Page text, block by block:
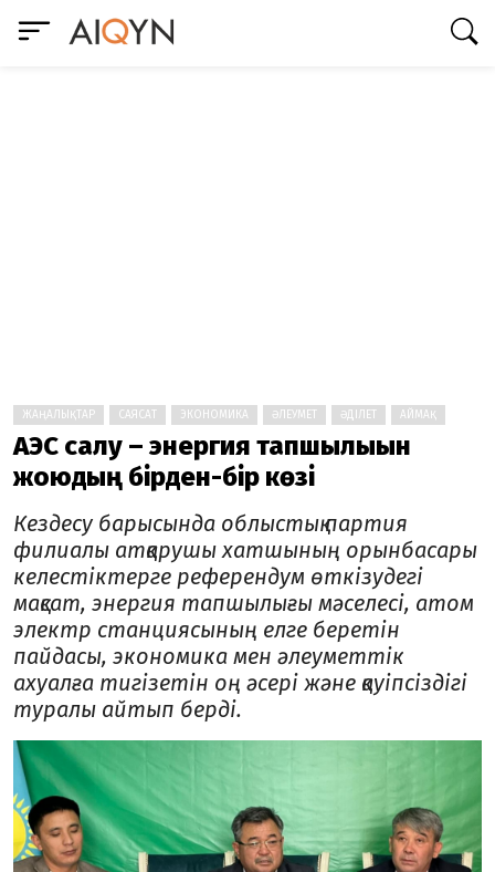
ЖАҢАЛЫҚТАР САЯСАТ ЭКОНОМИКА ӘЛЕУМЕТ ӘДІЛЕТ АЙМАҚ
АЭС салу – энергия тапшылығын
жоюдың бірден-бір көзі
Кездесу барысында облыстық партия
филиалы атқарушы хатшының орынбасары
келестіктерге референдум өткізудегі
мақсат, энергия тапшылығы мәселесі, атом
электр станциясының елге беретін
пайдасы, экономика мен әлеуметтік
ахуалға тигізетін оң әсері және қауіпсіздігі
туралы айтып берді.